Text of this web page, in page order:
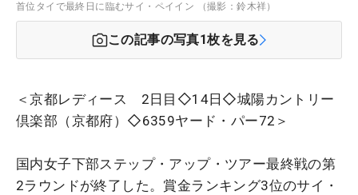
首位タイで最終日に臨むサイ・ペイイン （撮影：鈴木祥）
この記事の写真1枚を見る
＜京都レディース 2日目◇14日◇城陽カントリー
倶楽部（京都府）◇6359ヤード・パー72＞
国内女子下部ステップ・アップ・ツアー最終戦の第
2ラウンドが終了した。賞金ランキング3位のサイ・